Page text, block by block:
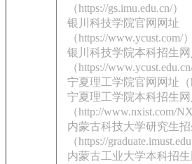
（https://gs.imu.edu.cn/）
银川科技学院官网网址
（https://www.ycust.com/）
银川科技学院本科招生网
（https://
宁夏理工学院官网网址（
宁夏理工学院本科招生网
（http://www.nxist.com/
内蒙古科技大学研究生
（https://
内蒙古工业大学本科招生